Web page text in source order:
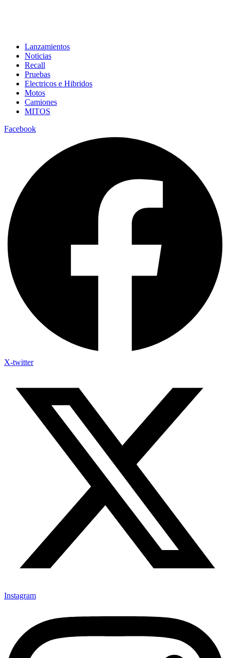
Lanzamientos
Noticias
Recall
Pruebas
Electricos e Hibridos
Motos
Camiones
MITOS
Facebook
X-twitter
Instagram